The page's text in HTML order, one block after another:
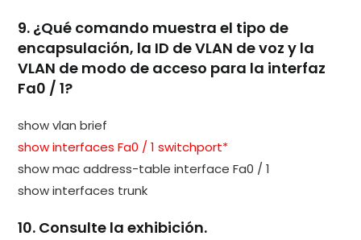
9. ¿Qué comando muestra el tipo de
encapsulación, la ID de VLAN de voz y la
VLAN de modo de acceso para la interfaz
Fa0 / 1?
show vlan brief
show interfaces Fa0 / 1 switchport*
show mac address-table interface Fa0 / 1
show interfaces trunk
10. Consulte la exhibición.